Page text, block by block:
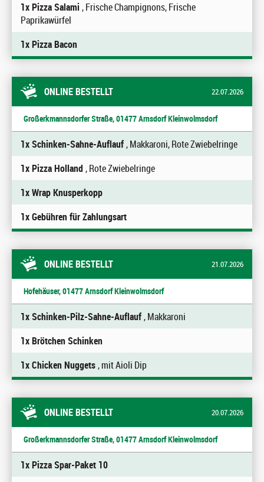
1x Pizza Salami , Frische Champignons, Frische
Paprikawürfel
1x Pizza Bacon
ONLINE BESTELLT 22.07.2026
Großerkmannsdorfer Straße, 01477 Arnsdorf Kleinwolmsdorf
1x Schinken-Sahne-Auflauf, Makkaroni, Rote Zwiebelringe
1x Pizza Holland , Rote Zwiebelringe
1x Wrap Knusperkopp
1x Gebühren für Zahlungsart
ONLINE BESTELLT 21.07.2026
Hofehäuser, 01477 Arnsdorf Kleinwolmsdorf
1x Schinken-Pilz-Sahne-Auflauf, Makkaroni
1x Brötchen Schinken
1x Chicken Nuggets, mit Aioli Dip
ONLINE BESTELLT 20.07.2026
Großerkmannsdorfer Straße, 01477 Arnsdorf Kleinwolmsdorf
1x Pizza Spar-Paket 10